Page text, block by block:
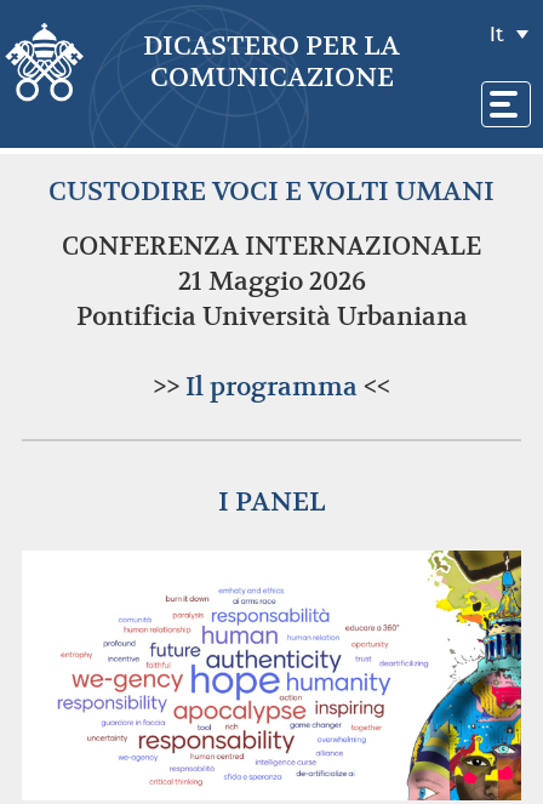
DICASTERO PER LA
COMUNICAZIONE
It
CUSTODIRE VOCI E VOLTI UMANI
CONFERENZA INTERNAZIONALE
21 Maggio 2026
Pontificia Università Urbaniana
>> Il programma<<
I PANEL